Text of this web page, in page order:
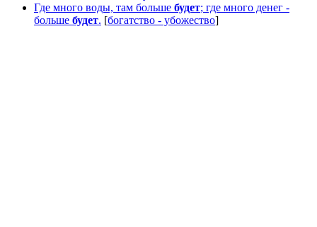
Где много воды, там больше будет; где много денег -
больше будет. [богатство - убожество]